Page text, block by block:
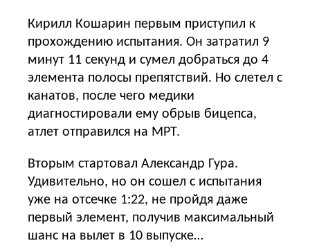
Кирилл Кошарин первым приступил к
прохождению испытания. Он затратил 9
минут 11 секунд и сумел добраться до 4
элемента полосы препятствий. Но слетел с
канатов, после чего медики
диагностировали ему обрыв бицепса,
атлет отправился на МРТ.
Вторым стартовал Александр Гура.
Удивительно, но он сошел с испытания
уже на отсечке 1:22, не пройдя даже
первый элемент, получив максимальный
шанс на вылет в 10 выпуске…